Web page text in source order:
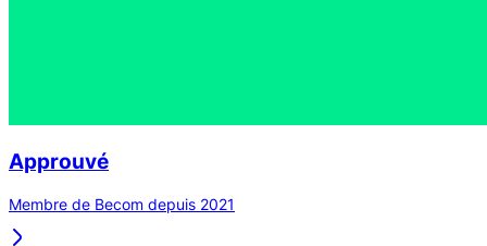
Approuvé
Membre de Becom depuis 2021